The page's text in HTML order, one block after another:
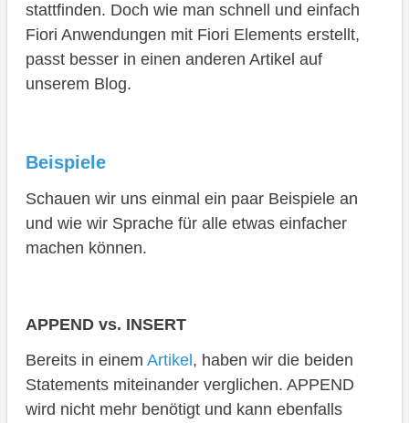
stattfinden. Doch wie man schnell und einfach
Fiori Anwendungen mit Fiori Elements erstellt,
passt besser in einen anderen Artikel auf
unserem Blog.
Beispiele
Schauen wir uns einmal ein paar Beispiele an
und wie wir Sprache für alle etwas einfacher
machen können.
APPEND vs. INSERT
Bereits in einem Artikel , haben wir die beiden
Statements miteinander verglichen. APPEND
wird nicht mehr benötigt und kann ebenfalls